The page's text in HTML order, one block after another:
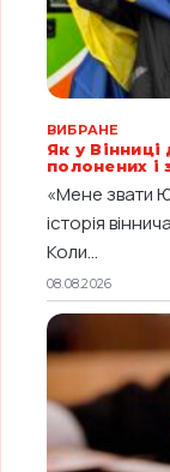
ВИБРАНЕ
Як у
полонених і
«Мене звати
історія
Коли...
08.08.2026